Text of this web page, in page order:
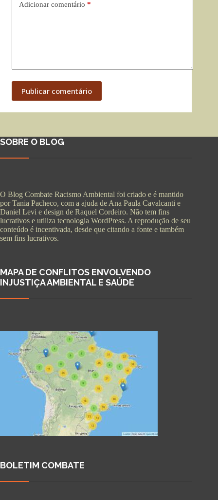
Adicionar comentário *
Publicar comentário
SOBRE O BLOG
O Blog Combate Racismo Ambiental foi criado e é mantido
por Tania Pacheco, com a ajuda de Ana Paula Cavalcanti e
Daniel Levi e design de Raquel Cordeiro. Não tem fins
lucrativos e utiliza tecnologia WordPress. A reprodução de seu
conteúdo é incentivada, desde que citando a fonte e também
sem fins lucrativos.
MAPA DE CONFLITOS ENVOLVENDO
INJUSTIÇA AMBIENTAL E SAÚDE
BOLETIM COMBATE